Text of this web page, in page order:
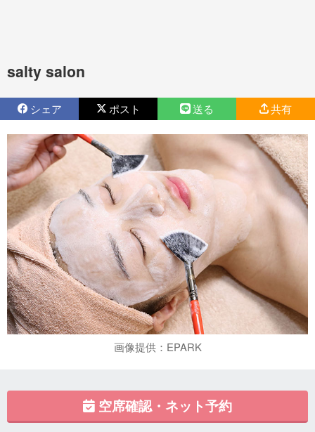
salty salon
シェア ポスト 送る 共有
画像提供：EPARK
空席確認・ネット予約